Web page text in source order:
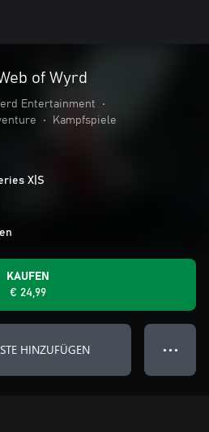
of Wyrd
Entertainment
•
• Kampfspiele
X|S
KAUFEN
€ 24,99
HINZUFÜGEN ● ● ●